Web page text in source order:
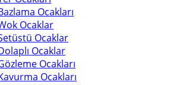
Ocakları
Ocaklar
Ocaklar
Ocaklar
Ocakları
Ocakları